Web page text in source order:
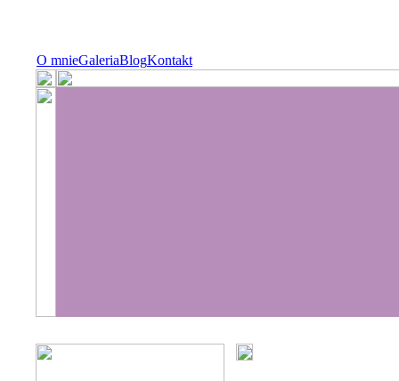
O mnieGaleriaBlogKontakt